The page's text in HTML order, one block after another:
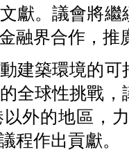
獻。議會將
融界合作，
建築環境的
全球性挑戰
外的地區，
程作出貢獻。